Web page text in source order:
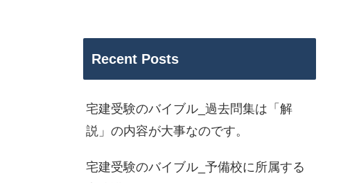
Recent Posts
宅建受験のバイブル_過去問集は「解
説」の内容が大事なのです。
宅建受験のバイブル_予備校に所属する